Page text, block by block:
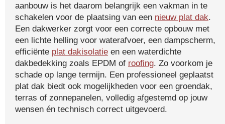
aanbouw is het daarom belangrijk een vakman in te
schakelen voor de plaatsing van een nieuw plat dak.
Een dakwerker zorgt voor een correcte opbouw met
een lichte helling voor waterafvoer, een dampscherm,
efficiënte plat dakisolatie en een waterdichte
dakbedekking zoals EPDM of roofing. Zo voorkom je
schade op lange termijn. Een professioneel geplaatst
plat dak biedt ook mogelijkheden voor een groendak,
terras of zonnepanelen, volledig afgestemd op jouw
wensen én technisch correct uitgevoerd.